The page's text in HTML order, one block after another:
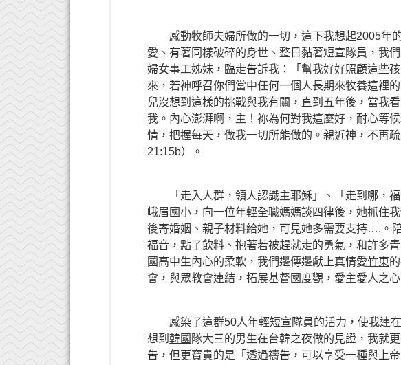
感動牧師夫婦所做的一切，這下我想起2005年
愛、有著同樣破碎的身世、整日黏著短宣隊員，我
婦女事工姊妹，臨走告訴我：「幫我好好照顧這些
來，若神呼召你們當中任何一個人長期來牧養這裡
兒沒想到這樣的挑戰與我有關，直到五年後，當我看
我。內心澎湃啊，主！祢為何對我這麼好，耐心等
情，把握每天，做我一切所能做的。親近神，不再
21:15b）。
「走入人群，領人認識主耶穌」、「走到哪，福
峨眉 國小，向一位年輕全職媽媽談四律後，她抓住
後寄婚姻、親子材料給她，可見她多需要支持….。
福音，點了飲料、抱著若被趕就走的勇氣，和許多
國高中生內心的柔軟，我們邊傳邊獻上真情愛竹東
會，與眾教會連結，拓展基督國度觀，愛主愛人之心
感染了這群50人年輕短宣隊員的活力，使我連在
想到韓國 隊大三的男生在台韓之夜做的見證，我就
告，但更寶貴的是「透過禱告，可以享受一種與上